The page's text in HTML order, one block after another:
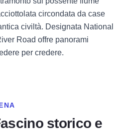
circondata da case
civiltà. Designata National
Road offre panorami
per credere.
storico e